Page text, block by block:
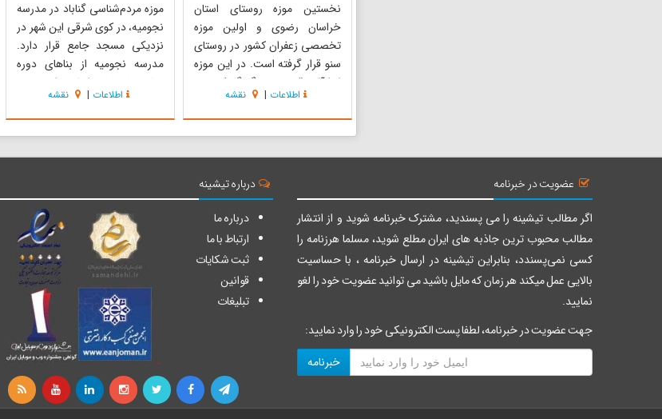
نخستین موزه روستای استان
خراسان رضوی و اولین موزه
تخصصی زعفران کشور در روستای
سنو قرار گرفته است. در این موزه
ابزارآلات قدیمی و چگونگی کشت و
برداشت زعفران در دایره دید عموم
قرار دارد و بازدید کنندگان می‌توانند
از نزدیک شاهد مراحل گوناگون
کاشت، داشت و برداشت زعفران در
مقیاسی طبیعی باشند...
اطلاعات | نقشه
موزه مردم‌شناسی گناباد در مدرسه
نجومیه، در کوی شرقی این شهر در
نزدیکی مسجد جامع قرار دارد.
مدرسه نجومیه از بناهای دوره
صفویه با معماری اسلامی است و به
دلیل تدریس علم نجوم و افلاک در
این مکان به مدرسه نجومیه شهرت
یافته است. معماری این بنا شامل
هشتی ورودی دالان، صحن و
اطلاعات | نقشه
عضویت در خبرنامه
اگر مطالب تیشینه را می پسندید، مشترک خبرنامه شوید و از انتشار
مطالب محبوب ترین جاذبه های ایران مطلع شوید، مسلما هرزنامه را
کسی نمی‌پسندد، بنابراین تیشینه در ارسال خبرنامه ، با حساسیت
بالایی عمل میکند هر زمان که مایل باشید می توانید عضویت خود را لغو
نمایید.
جهت عضویت در خبرنامه، لطفا پست الکترونیکی خود را وارد نمایید:
خبرنامه
درباره تیشینه
درباره ما
ارتباط با ما
ثبت شکایات
قوانین
تبلیغات